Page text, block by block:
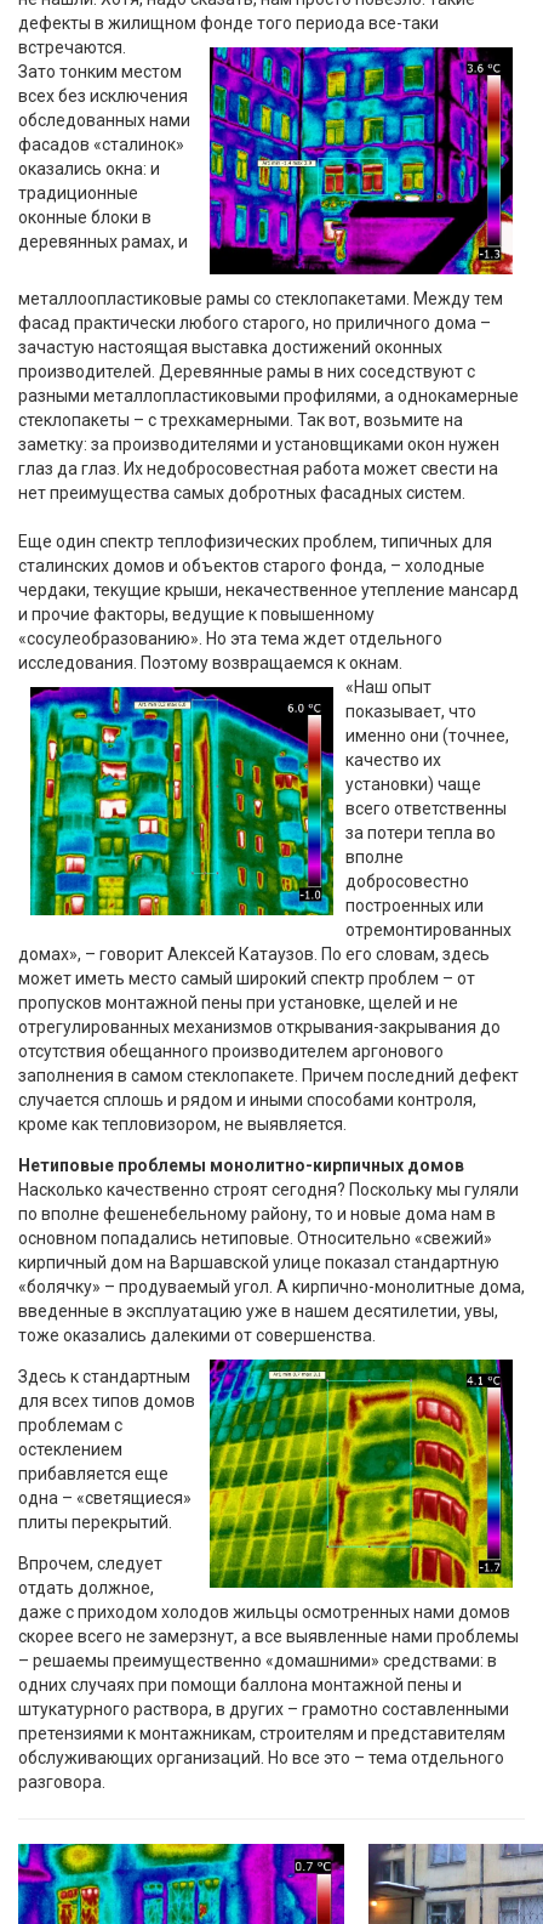
дефекты в жилищном фонде того периода все-таки
встречаются.
Зато тонким местом
всех без исключения
обследованных нами
фасадов «сталинок»
оказались окна: и
традиционные
оконные блоки в
деревянных рамах, и
металлоопластиковые рамы со стеклопакетами. Между тем
фасад практически любого старого, но приличного дома –
зачастую настоящая выставка достижений оконных
производителей. Деревянные рамы в них соседствуют с
разными металлопластиковыми профилями, а однокамерные
стеклопакеты – с трехкамерными. Так вот, возьмите на
заметку: за производителями и установщиками окон нужен
глаз да глаз. Их недобросовестная работа может свести на
нет преимущества самых добротных фасадных систем.
Еще один спектр теплофизических проблем, типичных для
сталинских домов и объектов старого фонда, – холодные
чердаки, текущие крыши, некачественное утепление мансард
и прочие факторы, ведущие к повышенному
«сосулеобразованию». Но эта тема ждет отдельного
исследования. Поэтому возвращаемся к окнам.
«Наш опыт
показывает, что
именно они (точнее,
качество их
установки) чаще
всего ответственны
за потери тепла во
вполне
добросовестно
построенных или
отремонтированных
домах», – говорит Алексей Катаузов. По его словам, здесь
может иметь место самый широкий спектр проблем – от
пропусков монтажной пены при установке, щелей и не
отрегулированных механизмов открывания-закрывания до
отсутствия обещанного производителем аргонового
заполнения в самом стеклопакете. Причем последний дефект
случается сплошь и рядом и иными способами контроля,
кроме как тепловизором, не выявляется.
Нетиповые проблемы монолитно-кирпичных домов
Насколько качественно строят сегодня? Поскольку мы гуляли
по вполне фешенебельному району, то и новые дома нам в
основном попадались нетиповые. Относительно «свежий»
кирпичный дом на Варшавской улице показал стандартную
«болячку» – продуваемый угол. А кирпично-монолитные дома,
введенные в эксплуатацию уже в нашем десятилетии, увы,
тоже оказались далекими от совершенства.
Здесь к стандартным
для всех типов домов
проблемам с
остеклением
прибавляется еще
одна – «светящиеся»
плиты перекрытий.
Впрочем, следует
отдать должное,
даже с приходом холодов жильцы осмотренных нами домов
скорее всего не замерзнут, а все выявленные нами проблемы
– решаемы преимущественно «домашними» средствами: в
одних случаях при помощи баллона монтажной пены и
штукатурного раствора, в других – грамотно составленными
претензиями к монтажникам, строителям и представителям
обслуживающих организаций. Но все это – тема отдельного
разговора.